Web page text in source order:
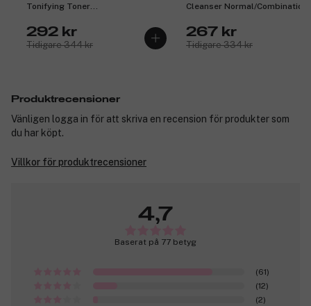
Tonifying Toner
292 kr
Tidigare 344 kr
Cleanser Normal/Combination
267 kr
Tidigare 334 kr
Produktrecensioner
Vänligen logga in för att skriva en recension för produkter som
du har köpt.
Villkor för produktrecensioner
4,7
Baserat på 77 betyg
(61)
(12)
(2)